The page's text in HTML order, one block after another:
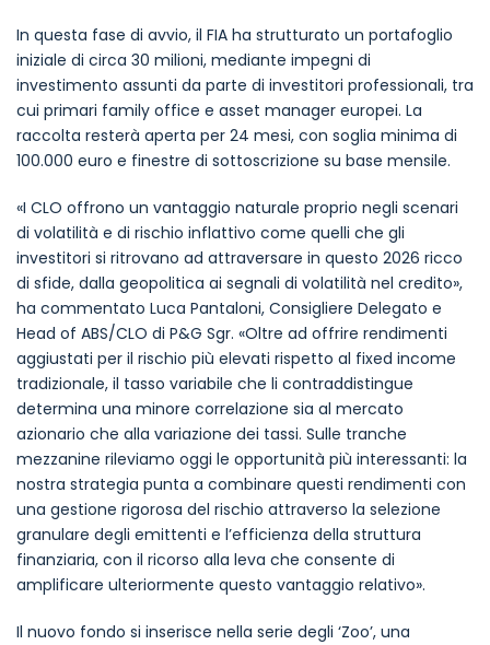
In questa fase di avvio, il FIA ha strutturato un portafoglio
iniziale di circa 30 milioni, mediante impegni di
investimento assunti da parte di investitori professionali, tra
cui primari family office e asset manager europei. La
raccolta resterà aperta per 24 mesi, con soglia minima di
100.000 euro e finestre di sottoscrizione su base mensile.
«I CLO offrono un vantaggio naturale proprio negli scenari
di volatilità e di rischio inflattivo come quelli che gli
investitori si ritrovano ad attraversare in questo 2026 ricco
di sfide, dalla geopolitica ai segnali di volatilità nel credito»,
ha commentato Luca Pantaloni, Consigliere Delegato e
Head of ABS/CLO di P&G Sgr. «Oltre ad offrire rendimenti
aggiustati per il rischio più elevati rispetto al fixed income
tradizionale, il tasso variabile che li contraddistingue
determina una minore correlazione sia al mercato
azionario che alla variazione dei tassi. Sulle tranche
mezzanine rileviamo oggi le opportunità più interessanti: la
nostra strategia punta a combinare questi rendimenti con
una gestione rigorosa del rischio attraverso la selezione
granulare degli emittenti e l’efficienza della struttura
finanziaria, con il ricorso alla leva che consente di
amplificare ulteriormente questo vantaggio relativo».
Il nuovo fondo si inserisce nella serie degli ‘Zoo’, una